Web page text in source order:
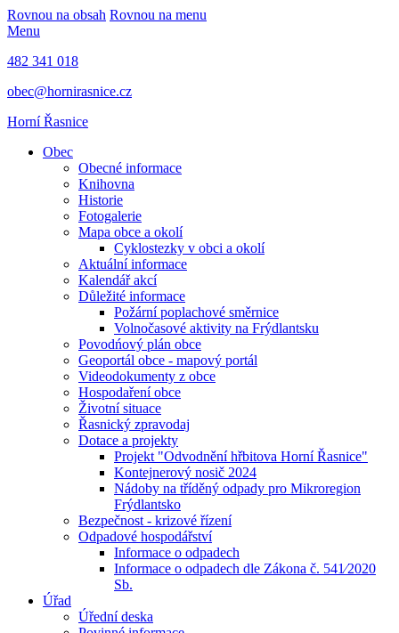
Rovnou na obsah Rovnou na menu
Menu
482 341 018
obec@hornirasnice.cz
Horní Řasnice
Obec
Obecné informace
Knihovna
Historie
Fotogalerie
Mapa obce a okolí
Cyklostezky v obci a okolí
Aktuální informace
Kalendář akcí
Důležité informace
Požární poplachové směrnice
Volnočasové aktivity na Frýdlantsku
Povodńový plán obce
Geoportál obce - mapový portál
Videodokumenty z obce
Hospodaření obce
Životní situace
Řasnický zpravodaj
Dotace a projekty
Projekt "Odvodnění hřbitova Horní Řasnice"
Kontejnerový nosič 2024
Nádoby na tříděný odpady pro Mikroregion
Frýdlantsko
Bezpečnost - krizové řízení
Odpadové hospodářství
Informace o odpadech
Informace o odpadech dle Zákona č. 541⁄2020
Sb.
Úřad
Úřední deska